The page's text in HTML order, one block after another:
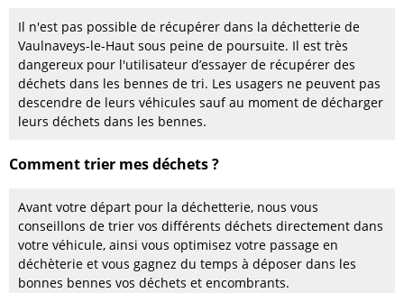
Il n'est pas possible de récupérer dans la déchetterie de
Vaulnaveys-le-Haut sous peine de poursuite. Il est très
dangereux pour l'utilisateur d’essayer de récupérer des
déchets dans les bennes de tri. Les usagers ne peuvent pas
descendre de leurs véhicules sauf au moment de décharger
leurs déchets dans les bennes.
Comment trier mes déchets ?
Avant votre départ pour la déchetterie, nous vous
conseillons de trier vos différents déchets directement dans
votre véhicule, ainsi vous optimisez votre passage en
déchèterie et vous gagnez du temps à déposer dans les
bonnes bennes vos déchets et encombrants.